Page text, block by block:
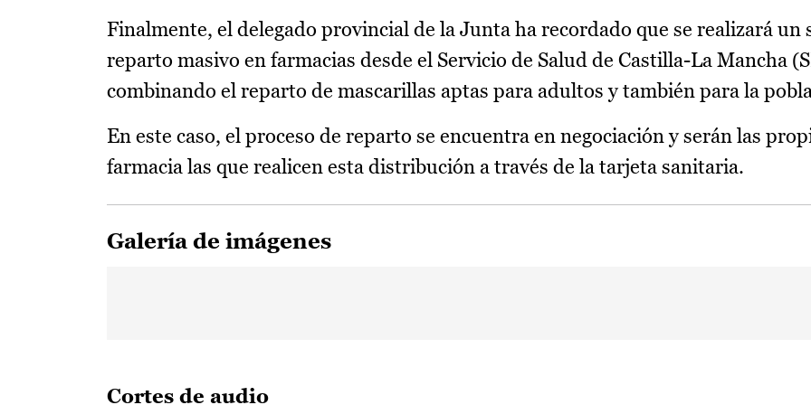
Finalmente, el delegado provincial de la Junta ha recordado que se realizará un
reparto masivo en farmacias desde el Servicio de Salud de Castilla-La Mancha
combinando el reparto de mascarillas aptas para adultos y también para la
En este caso, el proceso de reparto se encuentra en negociación y serán las
farmacia las que realicen esta distribución a través de la tarjeta sanitaria.
Galería de imágenes
Cortes de audio